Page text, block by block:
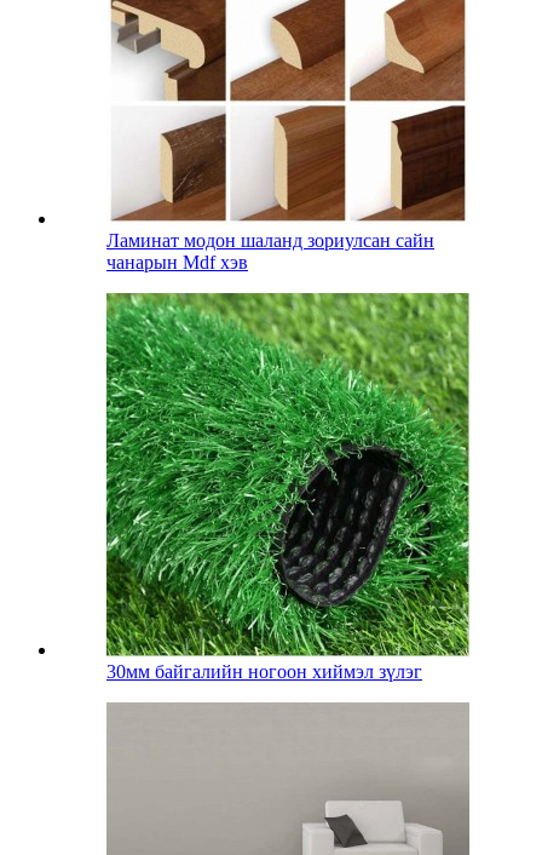
Ламинат модон шаланд зориулсан сайн
чанарын Mdf хэв
30мм байгалийн ногоон хиймэл зүлэг